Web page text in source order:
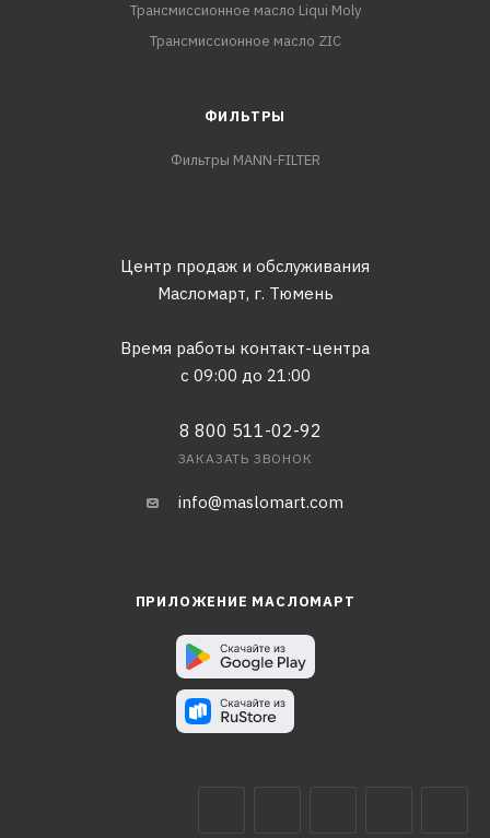
Трансмиссионное масло Liqui Moly
Трансмиссионное масло ZIC
ФИЛЬТРЫ
Фильтры MANN-FILTER
Центр продаж и обслуживания
Масломарт, г. Тюмень
Время работы контакт-центра
с 09:00 до 21:00
8 800 511-02-92
ЗАКАЗАТЬ ЗВОНОК
info@maslomart.com
ПРИЛОЖЕНИЕ МАСЛОМАРТ